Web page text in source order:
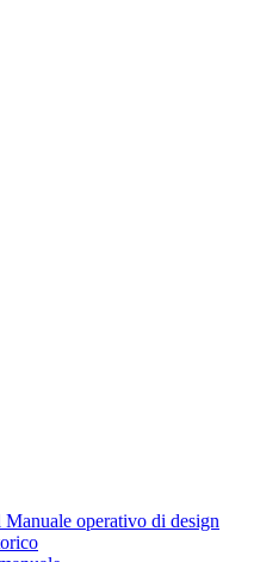
Manuale operativo di design